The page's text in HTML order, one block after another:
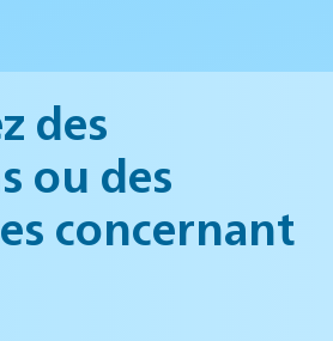
des
ou des
concernant